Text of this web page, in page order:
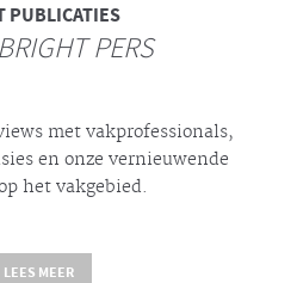
PUBLICATIES
PERS
met vakprofessionals,
en onze vernieuwende
het vakgebied.
LEES MEER